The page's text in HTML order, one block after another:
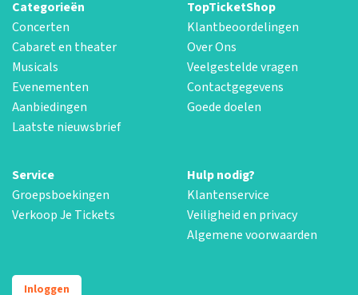
Categorieën
Concerten
Cabaret en theater
Musicals
Evenementen
Aanbiedingen
Laatste nieuwsbrief
TopTicketShop
Klantbeoordelingen
Over Ons
Veelgestelde vragen
Contactgegevens
Goede doelen
Service
Groepsboekingen
Verkoop Je Tickets
Hulp nodig?
Klantenservice
Veiligheid en privacy
Algemene voorwaarden
Inloggen